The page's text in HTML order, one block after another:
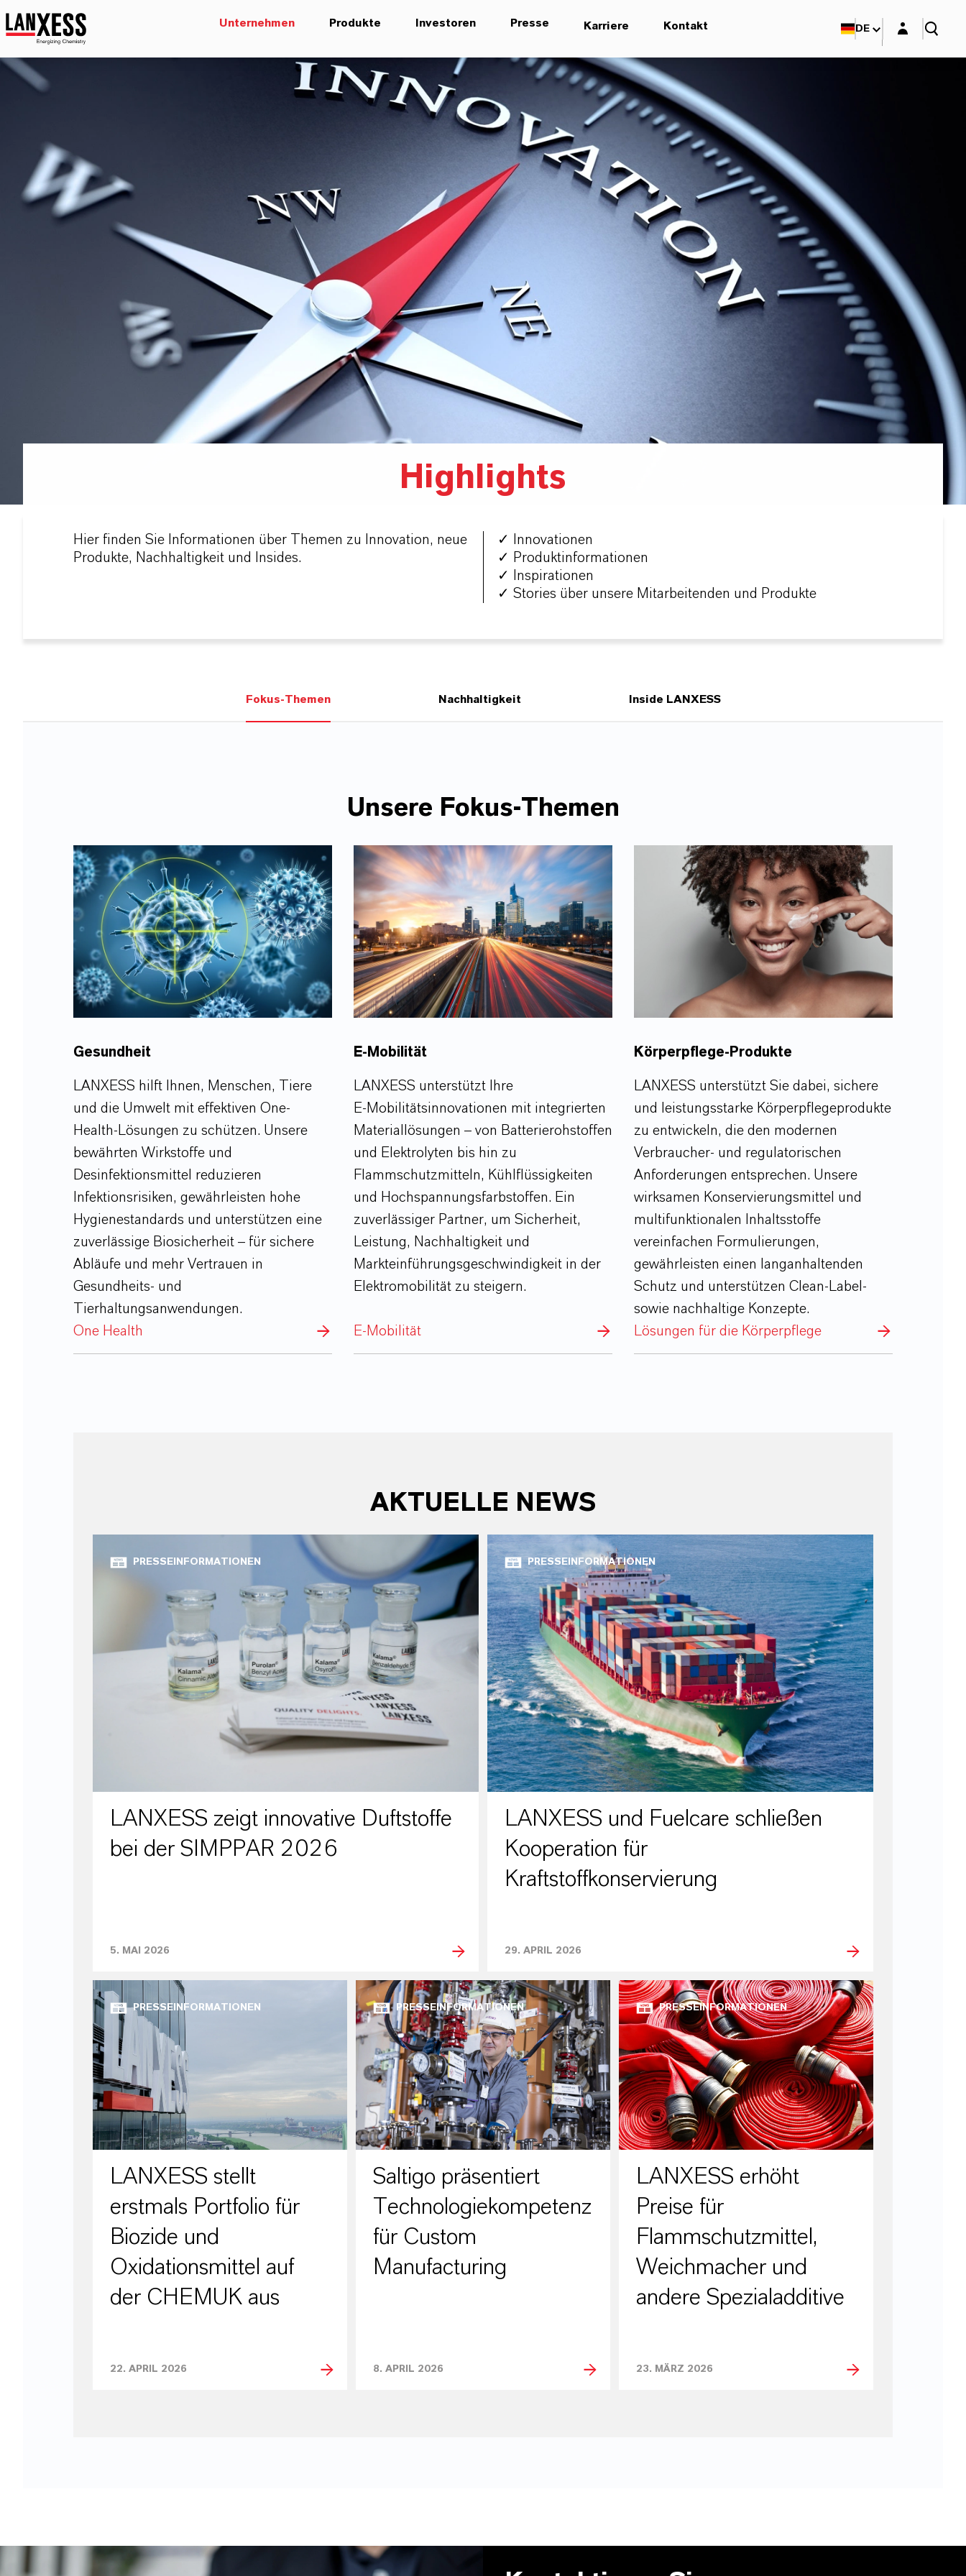
Unternehmen Produkte Investoren Presse Karriere Kontakt DE Login-Maske
Highlights
Hier finden Sie Informationen über Themen zu Innovation, neue
Produkte, Nachhaltigkeit und Insides.
✓ Innovationen
✓ Produktinformationen
✓ Inspirationen
✓ Stories über unsere Mitarbeitenden und Produkte
Fokus-Themen Nachhaltigkeit Inside LANXESS
Unsere Fokus-Themen
Gesundheit
LANXESS hilft Ihnen, Menschen, Tiere
und die Umwelt mit effektiven One-
Health-Lösungen zu schützen. Unsere
bewährten Wirkstoffe und
Desinfektionsmittel reduzieren
Infektionsrisiken, gewährleisten hohe
Hygienestandards und unterstützen eine
zuverlässige Biosicherheit – für sichere
Abläufe und mehr Vertrauen in
Gesundheits- und
Tierhaltungsanwendungen.
One Health
E-Mobilität
LANXESS unterstützt Ihre
E‑Mobilitätsinnovationen mit integrierten
Materiallösungen – von Batterierohstoffen
und Elektrolyten bis hin zu
Flammschutzmitteln, Kühlflüssigkeiten
und Hochspannungsfarbstoffen. Ein
zuverlässiger Partner, um Sicherheit,
Leistung, Nachhaltigkeit und
Markteinführungs­geschwindigkeit in der
Elektromobilität zu steigern.
E-Mobilität
Körperpflege-Produkte
LANXESS unterstützt Sie dabei, sichere
und leistungsstarke Körperpflegeprodukte
zu entwickeln, die den modernen
Verbraucher- und regulatorischen
Anforderungen entsprechen. Unsere
wirksamen Konservierungsmittel und
multifunktionalen Inhaltsstoffe
vereinfachen Formulierungen,
gewährleisten einen langanhaltenden
Schutz und unterstützen Clean-Label-
sowie nachhaltige Konzepte.
Lösungen für die Körperpflege
AKTUELLE NEWS
PRESSEINFORMATIONEN
LANXESS zeigt innovative Duftstoffe
bei der SIMPPAR 2026
5. MAI 2026
PRESSEINFORMATIONEN
LANXESS und Fuelcare schließen
Kooperation für
Kraftstoffkonservierung
29. APRIL 2026
PRESSEINFORMATIONEN
LANXESS stellt
erstmals Portfolio für
Biozide und
Oxidationsmittel auf
der CHEMUK aus
22. APRIL 2026
PRESSEINFORMATIONEN
Saltigo präsentiert
Technologiekompetenz
für Custom
Manufacturing
8. APRIL 2026
PRESSEINFORMATIONEN
LANXESS erhöht
Preise für
Flammschutzmittel,
Weichmacher und
andere Spezialadditive
23. MÄRZ 2026